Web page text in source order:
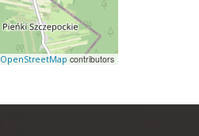
OpenStreetMap contributors